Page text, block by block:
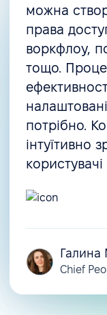
можна
права
воркфлоу,
тощо.
потрібно.
інтуїтивно
Галина
Chief